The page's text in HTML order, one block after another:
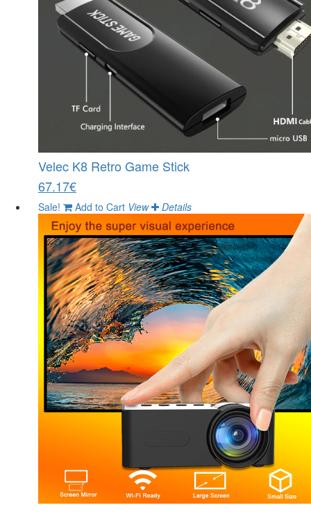
Velec K8 Retro Game Stick
67.17€
Sale! Add to Cart View Details